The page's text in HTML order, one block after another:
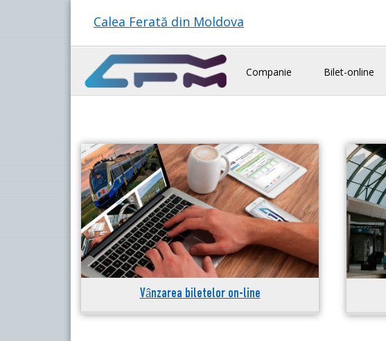
Calea Ferată din Moldova
Companie Bilet-online
Vânzarea biletelor on-line